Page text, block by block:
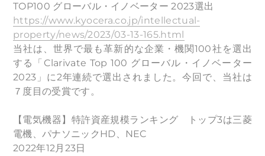
TOP100 グローバル・イノベーター 2023選出
https://www.kyocera.co.jp/intellectual-
property/news/2023/03-13-165.html
当社は、世界で最も革新的な企業・機関100社を選出
する「Clarivate Top 100 グローバル・イノベーター
2023」に2年連続で選出されました。今回で、当社は
７度目の受賞です。
【電気機器】特許資産規模ランキング トップ3は三菱
電機、パナソニックHD、NEC
2022年12月23日